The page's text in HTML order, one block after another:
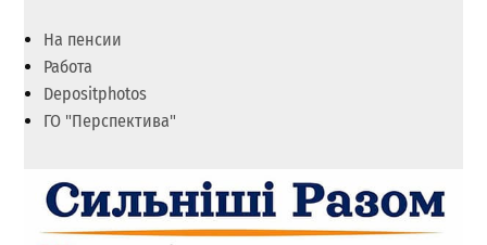
На пенсии
Работа
Depositphotos
ГО "Перспектива"